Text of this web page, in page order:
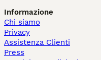
Informazione
Chi siamo
Privacy
Assistenza Clienti
Press